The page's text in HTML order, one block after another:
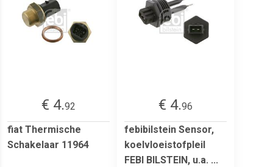
€ 4.92
fiat Thermische
Schakelaar 11964
€ 4.96
febibilstein Sensor,
koelvloeistofpleil
FEBI BILSTEIN, u.a. ...